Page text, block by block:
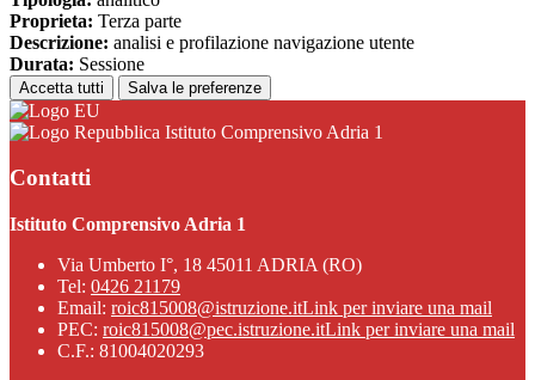
Proprieta: Terza parte
Descrizione: analisi e profilazione navigazione utente
Durata: Sessione
Accetta tutti Salva le preferenze
Istituto Comprensivo Adria 1
Contatti
Istituto Comprensivo Adria 1
Via Umberto I°, 18 45011 ADRIA (RO)
Tel: 0426 21179
Email: roic815008@istruzione.itLink per inviare una mail
PEC: roic815008@pec.istruzione.itLink per inviare una mail
C.F.: 81004020293